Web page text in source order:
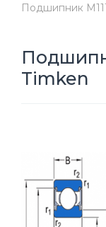
Подшипник
Timken